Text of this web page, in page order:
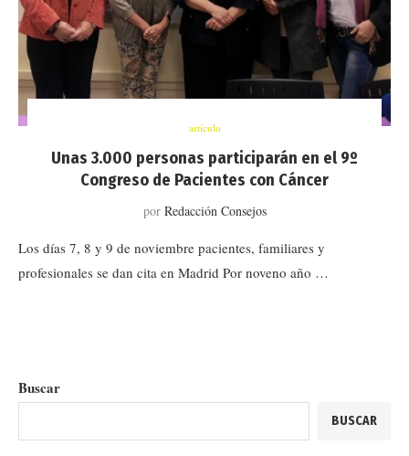
artículo
Unas 3.000 personas participarán en el 9º
Congreso de Pacientes con Cáncer
por Redacción Consejos
Los días 7, 8 y 9 de noviembre pacientes, familiares y
profesionales se dan cita en Madrid Por noveno año …
Buscar
BUSCAR